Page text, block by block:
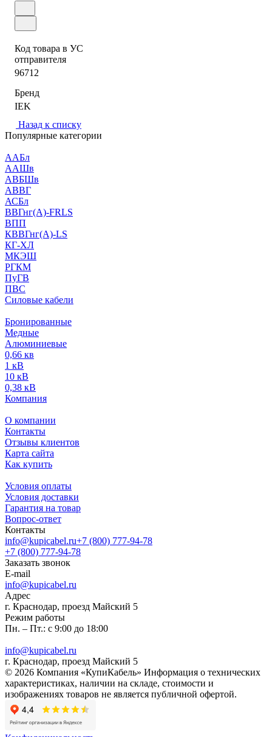
Код товара в УС
отправителя
96712
Бренд
IEK
Назад к списку
Популярные категории
ААБл
ААШв
АВБШв
АВВГ
АСБл
ВВГнг(А)-FRLS
ВПП
КВВГнг(А)-LS
КГ-ХЛ
МКЭШ
РГКМ
ПуГВ
ПВС
Силовые кабели
Бронированные
Медные
Алюминиевые
0,66 кв
1 кВ
10 кВ
0,38 кВ
Компания
О компании
Контакты
Отзывы клиентов
Карта сайта
Как купить
Условия оплаты
Условия доставки
Гарантия на товар
Вопрос-ответ
Контакты
info@kupicabel.ru+7 (800) 777-94-78
+7 (800) 777-94-78
Заказать звонок
E-mail
info@kupicabel.ru
Адрес
г. Краснодар, проезд Майский 5
Режим работы
Пн. – Пт.: с 9:00 до 18:00
info@kupicabel.ru
г. Краснодар, проезд Майский 5
© 2026 Компания «КупиКабель» Информация о технических
характеристиках, наличии на складе, стоимости и
изображениях товаров не является публичной офертой.